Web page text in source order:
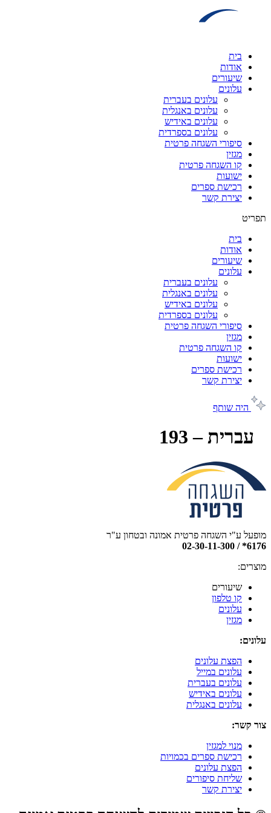
בית
אודות
שיעורים
עלונים
עלונים בעברית
עלונים באנגלית
עלונים באידיש
עלונים בספרדית
סיפורי השגחה פרטית
מגזין
קו השגחה פרטית
ישועות
רכישת ספרים
יצירת קשר
תפריט
בית
אודות
שיעורים
עלונים
עלונים בעברית
עלונים באנגלית
עלונים באידיש
עלונים בספרדית
סיפורי השגחה פרטית
מגזין
קו השגחה פרטית
ישועות
רכישת ספרים
יצירת קשר
היה שותף
עברית – 193
מופעל ע"י השגחה פרטית אמונה ובטחון ע"ר
6176* / 02-30-11-300
מוצרים:
שיעורים
קו טלפון
עלונים
מגזין
עלונים:
הפצת עלונים
עלונים במייל
עלונים בעברית
עלונים באידיש
עלונים באנגלית
צור קשר:
מנוי למגזין
רכישת ספרים בכמויות
הפצת עלונים
שליחת סיפורים
יצירת קשר